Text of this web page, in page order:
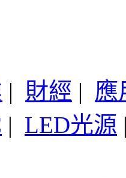
| 財經 | 應
| LED光源